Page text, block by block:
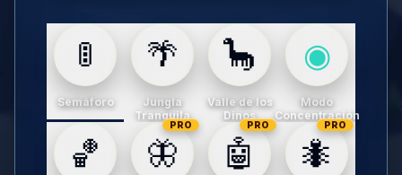
🚦
Semáforo
🌴
Jungla
Tranquila
🦕
Valle de los
Dinos
◉
Modo
Concentración
🏀 🦋
PRO
🤖
PRO
🐜
PRO